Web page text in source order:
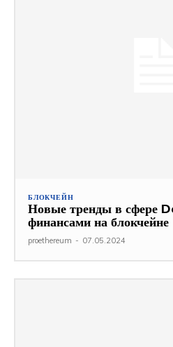
БЛОКЧЕЙН
Новые тренды в сфере
финансами на блокчейне
proethereum - 07.05.2024